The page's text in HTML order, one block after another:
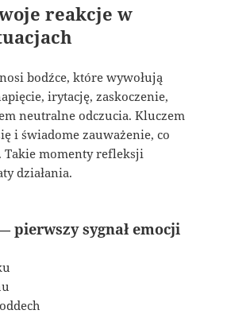
reakcje w
bodźce, które wywołują
irytację, zaskoczenie,
neutralne odczucia. Kluczem
i świadome zauważenie, co
Takie momenty refleksji
działania.
pierwszy sygnał emocji